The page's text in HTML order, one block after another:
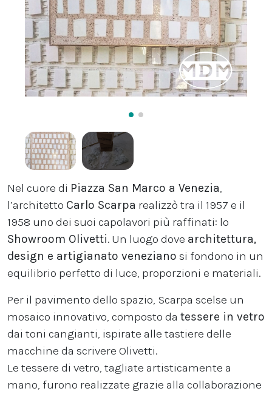
Nel cuore di Piazza San Marco a Venezia,
l’architetto Carlo Scarpa realizzò tra il 1957 e il
1958 uno dei suoi capolavori più raffinati: lo
Showroom Olivetti. Un luogo dove architettura,
design e artigianato veneziano si fondono in un
equilibrio perfetto di luce, proporzioni e materiali.
Per il pavimento dello spazio, Scarpa scelse un
mosaico innovativo, composto da tessere in vetro
dai toni cangianti, ispirate alle tastiere delle
macchine da scrivere Olivetti.
Le tessere di vetro, tagliate artisticamente a
mano, furono realizzate grazie alla collaborazione